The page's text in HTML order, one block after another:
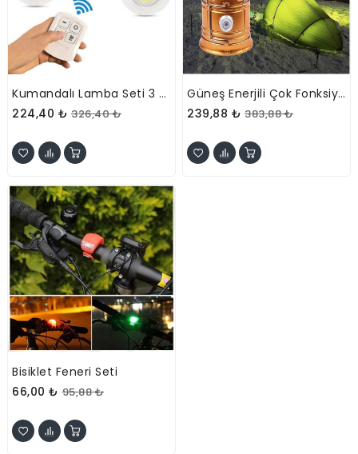
Kumandalı Lamba Seti 3 Adet
224,40 ₺ 326,40 ₺
Güneş Enerjili Çok Fonksiyonlu Kamp Feneri
239,88 ₺ 383,88 ₺
Bisiklet Feneri Seti
66,00 ₺ 95,88 ₺